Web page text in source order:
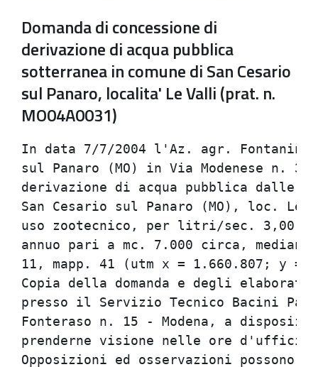
Domanda di concessione di
derivazione di acqua pubblica
sotterranea in comune di San Cesario
sul Panaro, localita' Le Valli (prat. n.
MO04A0031)
In data 7/7/2004 l'Az. agr.
sul Panaro (MO) in Via
derivazione di acqua pubblica
San Cesario sul Panaro (MO),
uso zootecnico, per litri/sec.
annuo pari a mc. 7.000 circa,
11, mapp. 41 (utm x =
Copia della domanda e degli
presso il Servizio Tecnico
Fonteraso n. 15 - Modena,
prenderne
Opposizioni ed osservazioni